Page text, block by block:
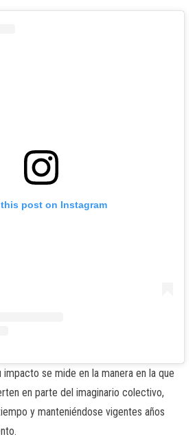
post on Instagram
impacto se mide en la manera en la que
en parte del imaginario colectivo,
y manteniéndose vigentes años